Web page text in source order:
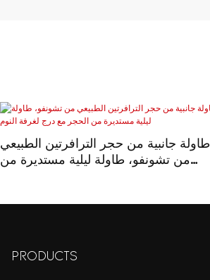
طاولة جانبية من حجر الترافرتين الطبيعي
من تشونفو، طاولة ليلية مستديرة من
PRODUCTS